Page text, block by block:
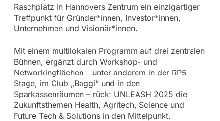
Raschplatz in Hannovers Zentrum ein einzigartiger
Treffpunkt für Gründer*innen, Investor*innen,
Unternehmen und Visionär*innen.
Mit einem multilokalen Programm auf drei zentralen
Bühnen, ergänzt durch Workshop- und
Networkingflächen – unter anderem in der RP5
Stage, im Club „Baggi“ und in den
Sparkassenräumen – rückt UNLEASH 2025 die
Zukunftsthemen Health, Agritech, Science und
Future Tech & Solutions in den Mittelpunkt.